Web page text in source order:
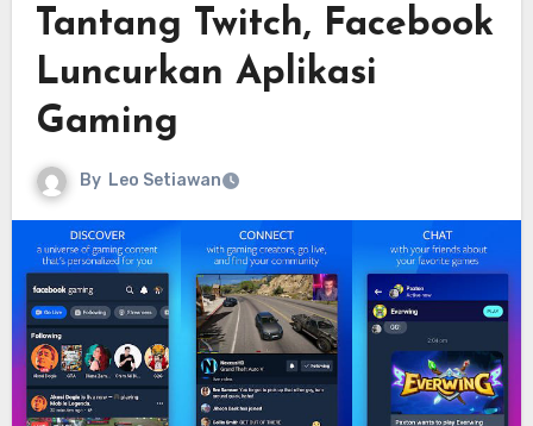
Tantang Twitch, Facebook
Luncurkan Aplikasi
Gaming
By Leo Setiawan